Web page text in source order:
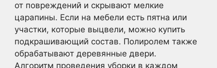
от повреждений и скрывают мелкие
царапины. Если на мебели есть пятна или
участки, которые выцвели, можно купить
подкрашивающий состав. Полиролем также
обрабатывают деревянные двери.
Алгоритм проведения уборки в каждом